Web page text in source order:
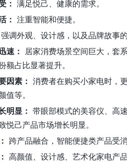
： 满足悦己、健康的需求。
： 注重智能和便捷。
强调外观、设计感，以及品牌故事
速：
居家消费场景空间巨大，套
额占比显著提升。
因素： 消费者在购买小家电时，
值等。
明显： 带眼部模式的美容仪、高
悦己产品市场增长明显。
跨产品融合，智能便捷类产品受
高颜值、设计感、艺术化家电产